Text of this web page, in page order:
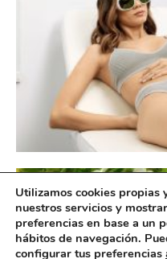
Utilizamos cookies propias
nuestros servicios y
preferencias en base a un
hábitos de navegación.
configurar tus preferencias